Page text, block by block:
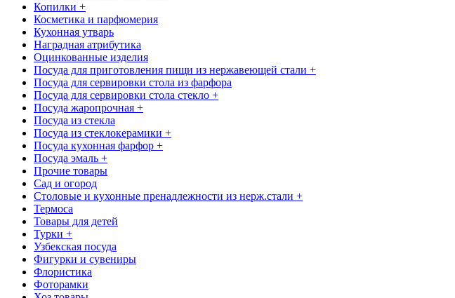
Копилки +
Косметика и парфюмерия
Кухонная утварь
Наградная атрибутика
Оцинкованные изделия
Посуда для приготовления пищи из нержавеющей стали +
Посуда для сервировки стола из фарфора
Посуда для сервировки стола стекло +
Посуда жаропрочная +
Посуда из стекла
Посуда из стеклокерамики +
Посуда кухонная фарфор +
Посуда эмаль +
Прочие товары
Сад и огород
Столовые и кухонные пренадлежности из нерж.стали +
Термоса
Товары для детей
Турки +
Узбекская посуда
Фигурки и сувениры
Флористика
Фоторамки